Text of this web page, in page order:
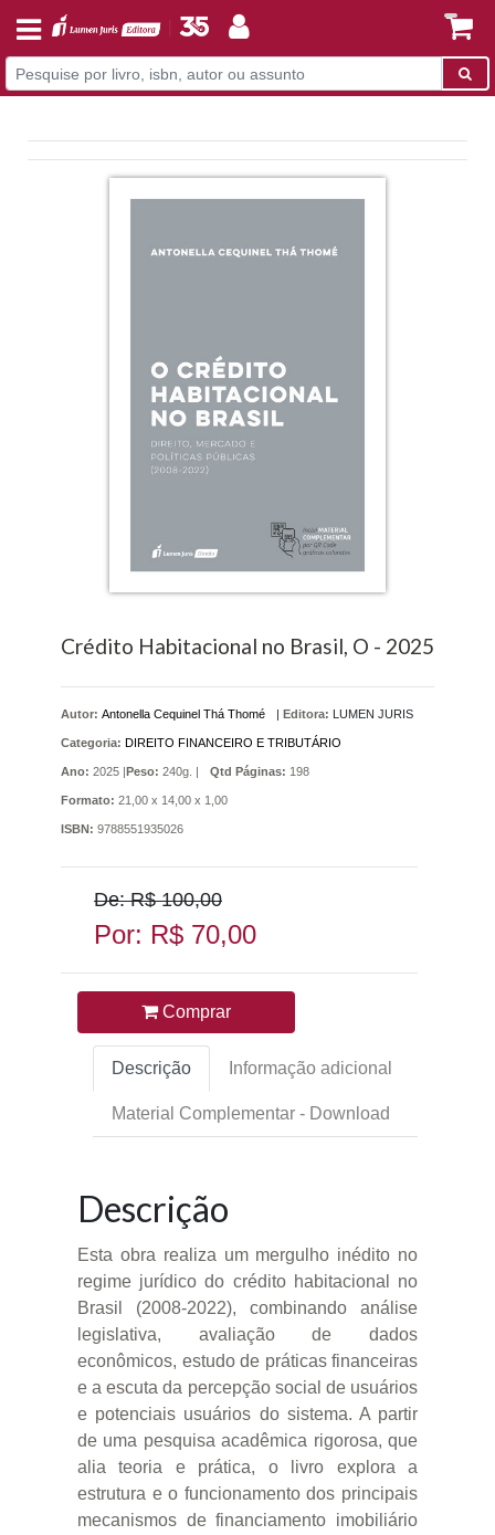
Crédito Habitacional no Brasil, O - 2025
Autor: Antonella Cequinel Thá Thomé Editora: LUMEN JURIS
Categoria: DIREITO FINANCEIRO E TRIBUTÁRIO
Ano: 2025 | Peso: 240g. | Qtd Páginas: 198
Formato: 21,00 x 14,00 x 1,00
ISBN: 9788551935026
De: R$ 100,00
Por: R$ 70,00
Comprar
Descrição Informação adicional
Material Complementar - Download
Descrição
Esta obra realiza um mergulho inédito no
regime jurídico do crédito habitacional no
Brasil (2008-2022), combinando análise
legislativa, avaliação de dados
econômicos, estudo de práticas financeiras
e a escuta da percepção social de usuários
e potenciais usuários do sistema. A partir
de uma pesquisa acadêmica rigorosa, que
alia teoria e prática, o livro explora a
estrutura e o funcionamento dos principais
mecanismos de financiamento imobiliário